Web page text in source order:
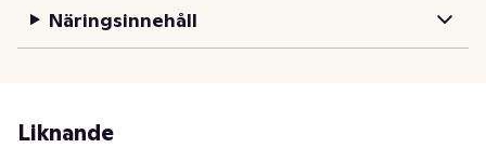
Baserad på färsk mjölk: Inalpis skivor är tillverkade med
färsk pastöriserad mjölk med 100 % italienskt ursprung
Näringsinnehåll
Liknande